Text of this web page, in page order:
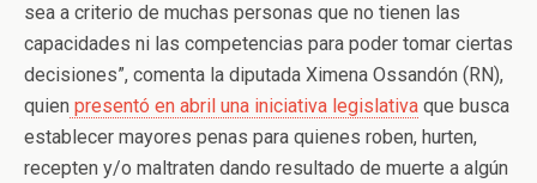
sea a criterio de muchas personas que no tienen las
capacidades ni las competencias para poder tomar ciertas
decisiones”, comenta la diputada Ximena Ossandón (RN),
quien presentó en abril una iniciativa legislativa que busca
establecer mayores penas para quienes roben, hurten,
recepten y/o maltraten dando resultado de muerte a algún